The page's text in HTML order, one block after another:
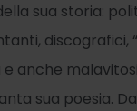
sua storia:
discografici,
e anche
sua poesia.